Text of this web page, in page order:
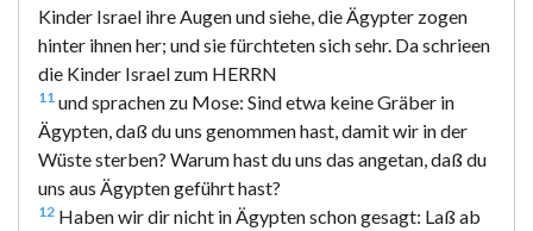
Kinder Israel ihre Augen und siehe, die Ägypter zogen
hinter ihnen her; und sie fürchteten sich sehr. Da schrieen
die Kinder Israel zum HERRN
11 und sprachen zu Mose: Sind etwa keine Gräber in
Ägypten, daß du uns genommen hast, damit wir in der
Wüste sterben? Warum hast du uns das angetan, daß du
uns aus Ägypten geführt hast?
12 Haben wir dir nicht in Ägypten schon gesagt: Laß ab